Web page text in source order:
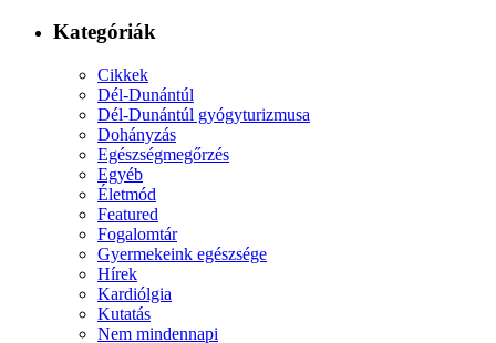
Kategóriák
Cikkek
Dél-Dunántúl
Dél-Dunántúl gyógyturizmusa
Dohányzás
Egészségmegőrzés
Egyéb
Életmód
Featured
Fogalomtár
Gyermekeink egészsége
Hírek
Kardiólgia
Kutatás
Nem mindennapi